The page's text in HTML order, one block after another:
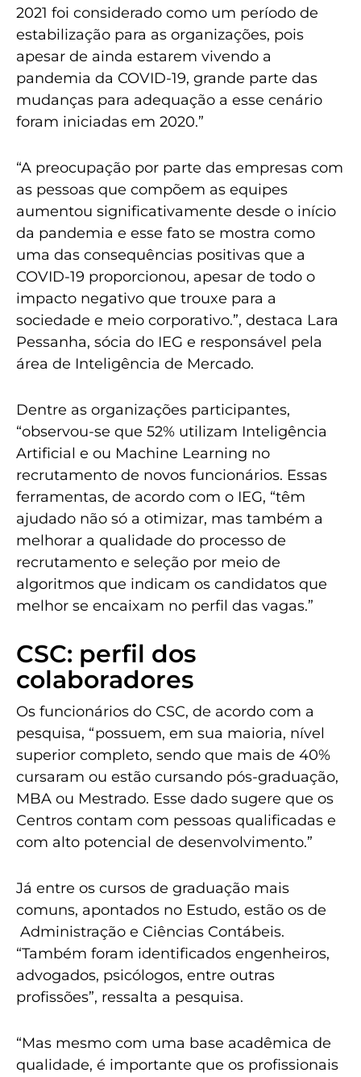
2021 foi considerado como um período de
estabilização para as organizações, pois
apesar de ainda estarem vivendo a
pandemia da COVID-19, grande parte das
mudanças para adequação a esse cenário
foram iniciadas em 2020.”
“A preocupação por parte das empresas com
as pessoas que compõem as equipes
aumentou significativamente desde o início
da pandemia e esse fato se mostra como
uma das consequências positivas que a
COVID-19 proporcionou, apesar de todo o
impacto negativo que trouxe para a
sociedade e meio corporativo.”, destaca Lara
Pessanha, sócia do IEG e responsável pela
área de Inteligência de Mercado.
Dentre as organizações participantes,
“observou-se que 52% utilizam Inteligência
Artificial e ou Machine Learning no
recrutamento de novos funcionários. Essas
ferramentas, de acordo com o IEG, “têm
ajudado não só a otimizar, mas também a
melhorar a qualidade do processo de
recrutamento e seleção por meio de
algoritmos que indicam os candidatos que
melhor se encaixam no perfil das vagas.”
CSC: perfil dos
colaboradores
Os funcionários do CSC, de acordo com a
pesquisa, “possuem, em sua maioria, nível
superior completo, sendo que mais de 40%
cursaram ou estão cursando pós-graduação,
MBA ou Mestrado. Esse dado sugere que os
Centros contam com pessoas qualificadas e
com alto potencial de desenvolvimento.”
Já entre os cursos de graduação mais
comuns, apontados no Estudo, estão os de
Administração e Ciências Contábeis.
“Também foram identificados engenheiros,
advogados, psicólogos, entre outras
profissões”, ressalta a pesquisa.
“Mas mesmo com uma base acadêmica de
qualidade, é importante que os profissionais